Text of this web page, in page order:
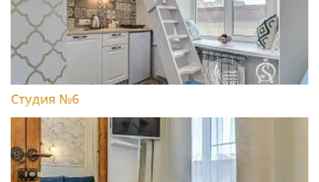
Студия №6